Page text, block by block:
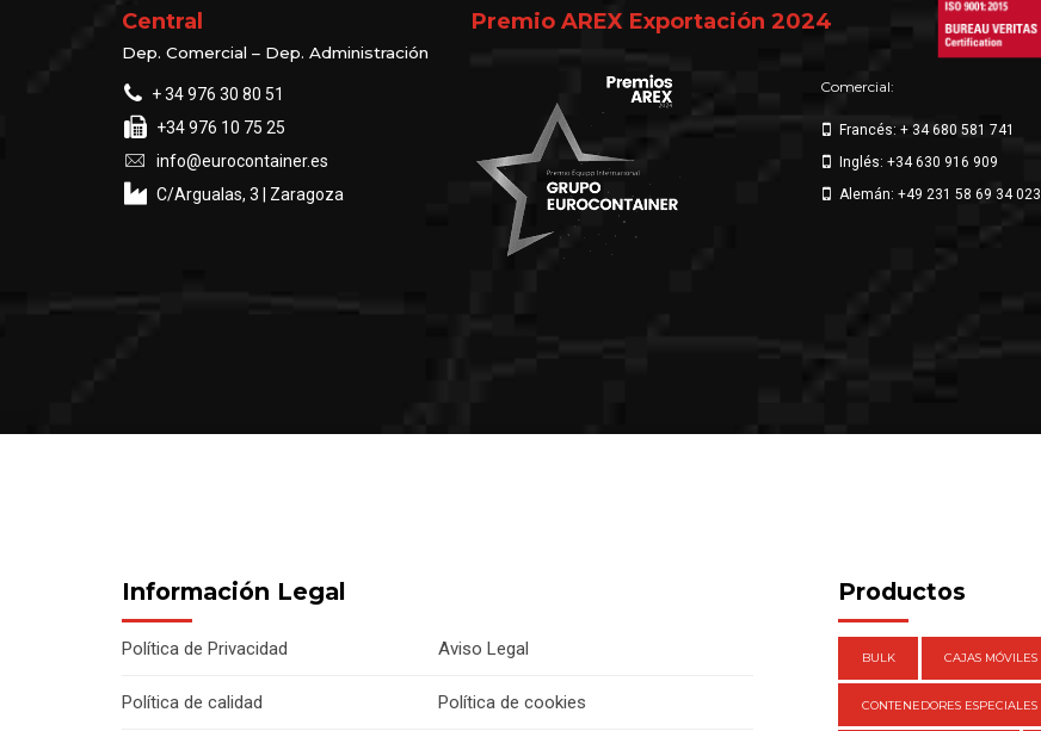
Central
Dep. Comercial – Dep. Administración
+ 34 976 30 80 51
+34 976 10 75 25
info@eurocontainer.es
C/Argualas, 3 | Zaragoza
Premio AREX Exportación 2024
Comercial:
Francés: + 34 680 581 741
Inglés: +34 630 916 909
Alemán: +49 231 58 69 34 023
Información Legal
Política de Privacidad Aviso Legal
Política de calidad Política de cookies
Productos
BULK CAJAS MÓVILES
CONTENEDORES ESPECIALES